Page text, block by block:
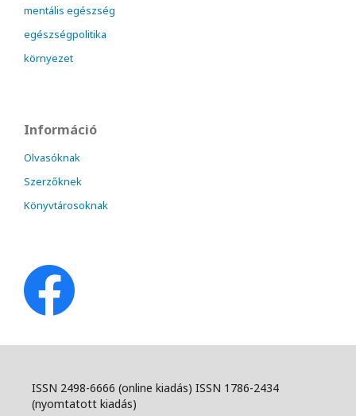
mentális egészség
egészségpolitika
környezet
Információ
Olvasóknak
Szerzőknek
Könyvtárosoknak
ISSN 2498-6666 (online kiadás) ISSN 1786-2434
(nyomtatott kiadás)